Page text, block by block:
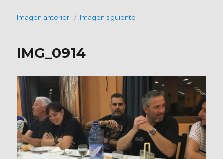
Imagen anterior Imagen siguiente
IMG_0914